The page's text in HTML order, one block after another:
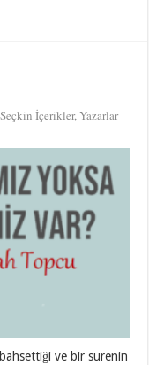
Seçkin İçerikler,Yazarlar
bahsettiği ve bir surenin